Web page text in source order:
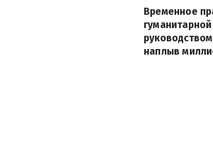
Временное
наплыв